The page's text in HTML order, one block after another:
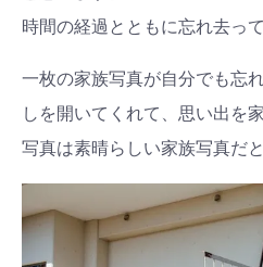
時間の経過とともに忘れ去っ
一枚の家族写真が自分でも忘
しを開いてくれて、思い出を
写真は素晴らしい家族写真だ